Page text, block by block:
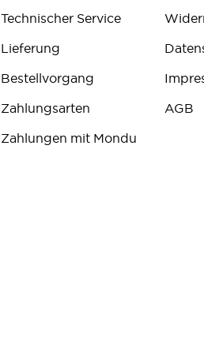
Technischer Service
Lieferung
Bestellvorgang
Zahlungsarten
Zahlungen mit Mondu
AGB